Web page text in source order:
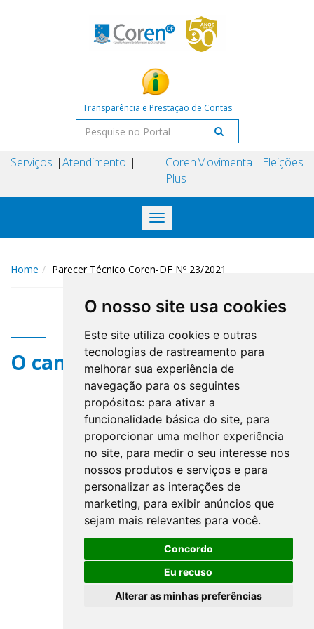
O nosso site usa cookies
Este site utiliza cookies e outras
tecnologias de rastreamento para
melhorar sua experiência de
navegação para os seguintes
propósitos: para ativar a
funcionalidade básica do site, para
proporcionar uma melhor experiência
no site, para medir o seu interesse nos
nossos produtos e serviços e para
personalizar as interações de
marketing, para exibir anúncios que
sejam mais relevantes para você.
Concordo
Eu recuso
Alterar as minhas preferências
Transparência e Prestação de Contas
Serviços Atendimento
Coren
Plus
Movimenta Eleições
Toggle
navigation
Home Parecer Técnico Coren-DF Nº 23/2021
O campo title não existe.